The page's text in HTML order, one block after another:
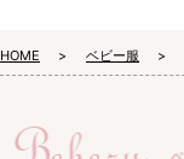
HOME ベビー服